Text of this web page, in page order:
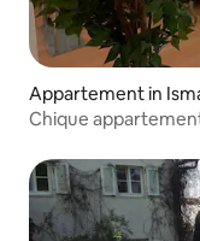
Appartement in
Chique